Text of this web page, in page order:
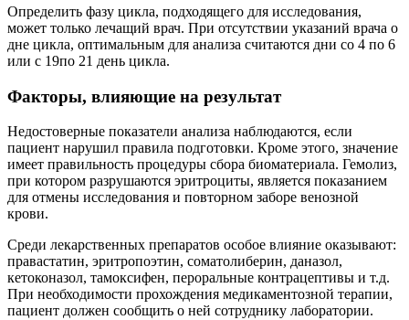
Определить фазу цикла, подходящего для исследования,
может только лечащий врач. При отсутствии указаний врача о
дне цикла, оптимальным для анализа считаются дни со 4 по 6
или с 19по 21 день цикла.
Факторы, влияющие на результат
Недостоверные показатели анализа наблюдаются, если
пациент нарушил правила подготовки. Кроме этого, значение
имеет правильность процедуры сбора биоматериала. Гемолиз,
при котором разрушаются эритроциты, является показанием
для отмены исследования и повторном заборе венозной
крови.
Среди лекарственных препаратов особое влияние оказывают:
правастатин, эритропоэтин, соматолиберин, даназол,
кетоконазол, тамоксифен, пероральные контрацептивы и т.д.
При необходимости прохождения медикаментозной терапии,
пациент должен сообщить о ней сотруднику лаборатории.